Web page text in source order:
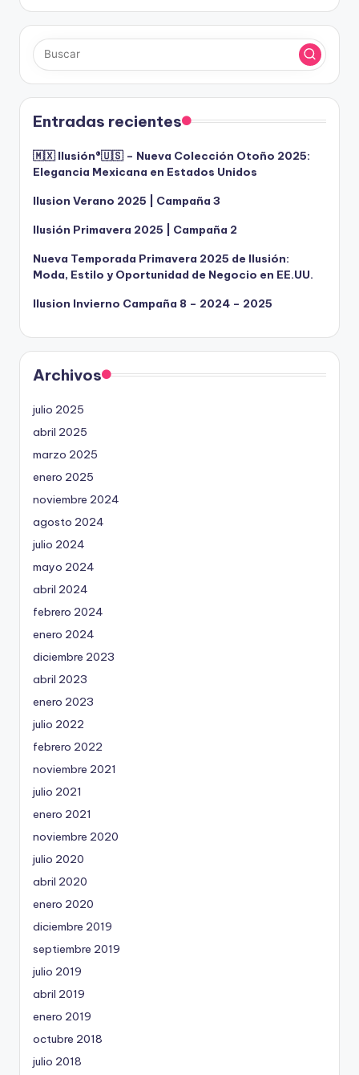
Entradas recientes
🇲🇽 Ilusión®️🇺🇸 – Nueva Colección Otoño 2025:
Elegancia Mexicana en Estados Unidos
Ilusion Verano 2025 | Campaña 3
Ilusión Primavera 2025 | Campaña 2
Nueva Temporada Primavera 2025 de Ilusión:
Moda, Estilo y Oportunidad de Negocio en EE.UU.
Ilusion Invierno Campaña 8 – 2024 – 2025
Archivos
julio 2025
abril 2025
marzo 2025
enero 2025
noviembre 2024
agosto 2024
julio 2024
mayo 2024
abril 2024
febrero 2024
enero 2024
diciembre 2023
abril 2023
enero 2023
julio 2022
febrero 2022
noviembre 2021
julio 2021
enero 2021
noviembre 2020
julio 2020
abril 2020
enero 2020
diciembre 2019
septiembre 2019
julio 2019
abril 2019
enero 2019
octubre 2018
julio 2018